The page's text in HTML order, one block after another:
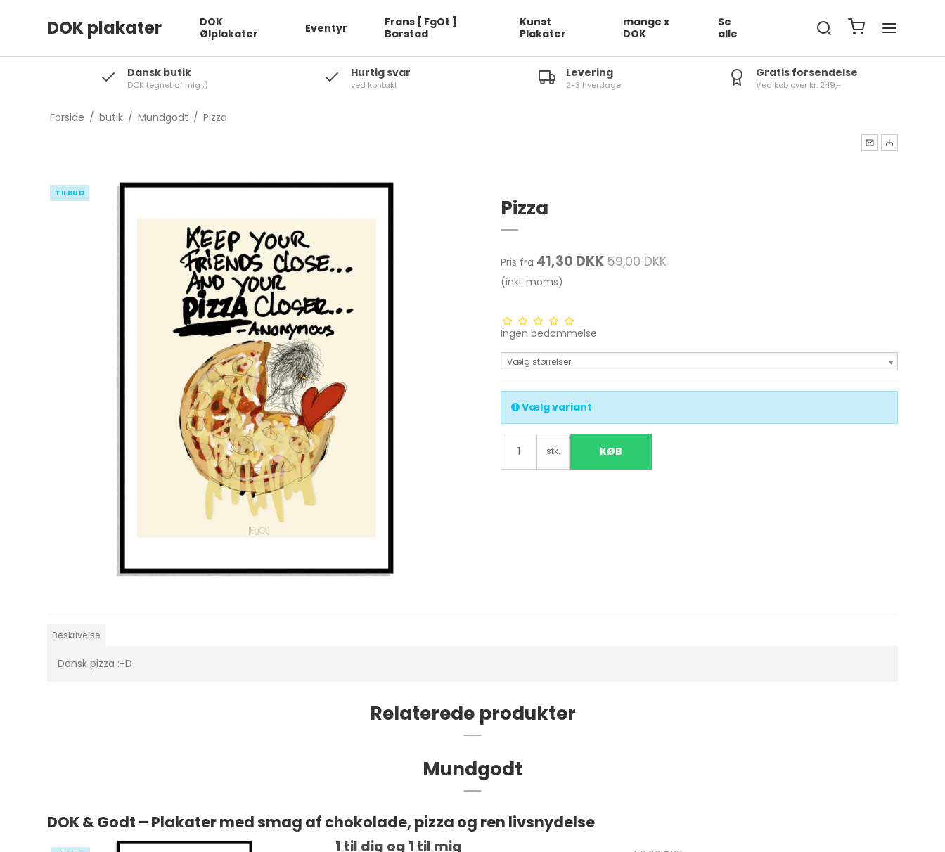
DOK plakater
DOK
Ølplakater
Eventyr
Frans [ FgOt ]
Barstad
Kunst
Plakater
mange x
DOK
Se
alle
Dansk butik
DOK tegnet af mig ;)
Hurtig svar
ved kontakt
Levering
2-3 hverdage
Gratis forsendelse
Ved køb over kr. 249,-
Forside / butik / Mundgodt / Pizza
TILBUD
Pizza
Pris fra 41,30 DKK59,00 DKK
(inkl. moms)
Ingen bedømmelse
Vælg størrelser
Vælg variant
stk. KØB
Beskrivelse
Dansk pizza :-D
Relaterede produkter
Mundgodt
DOK & Godt – Plakater med smag af chokolade, pizza og ren livsnydelse
1 til dig og 1 til mig